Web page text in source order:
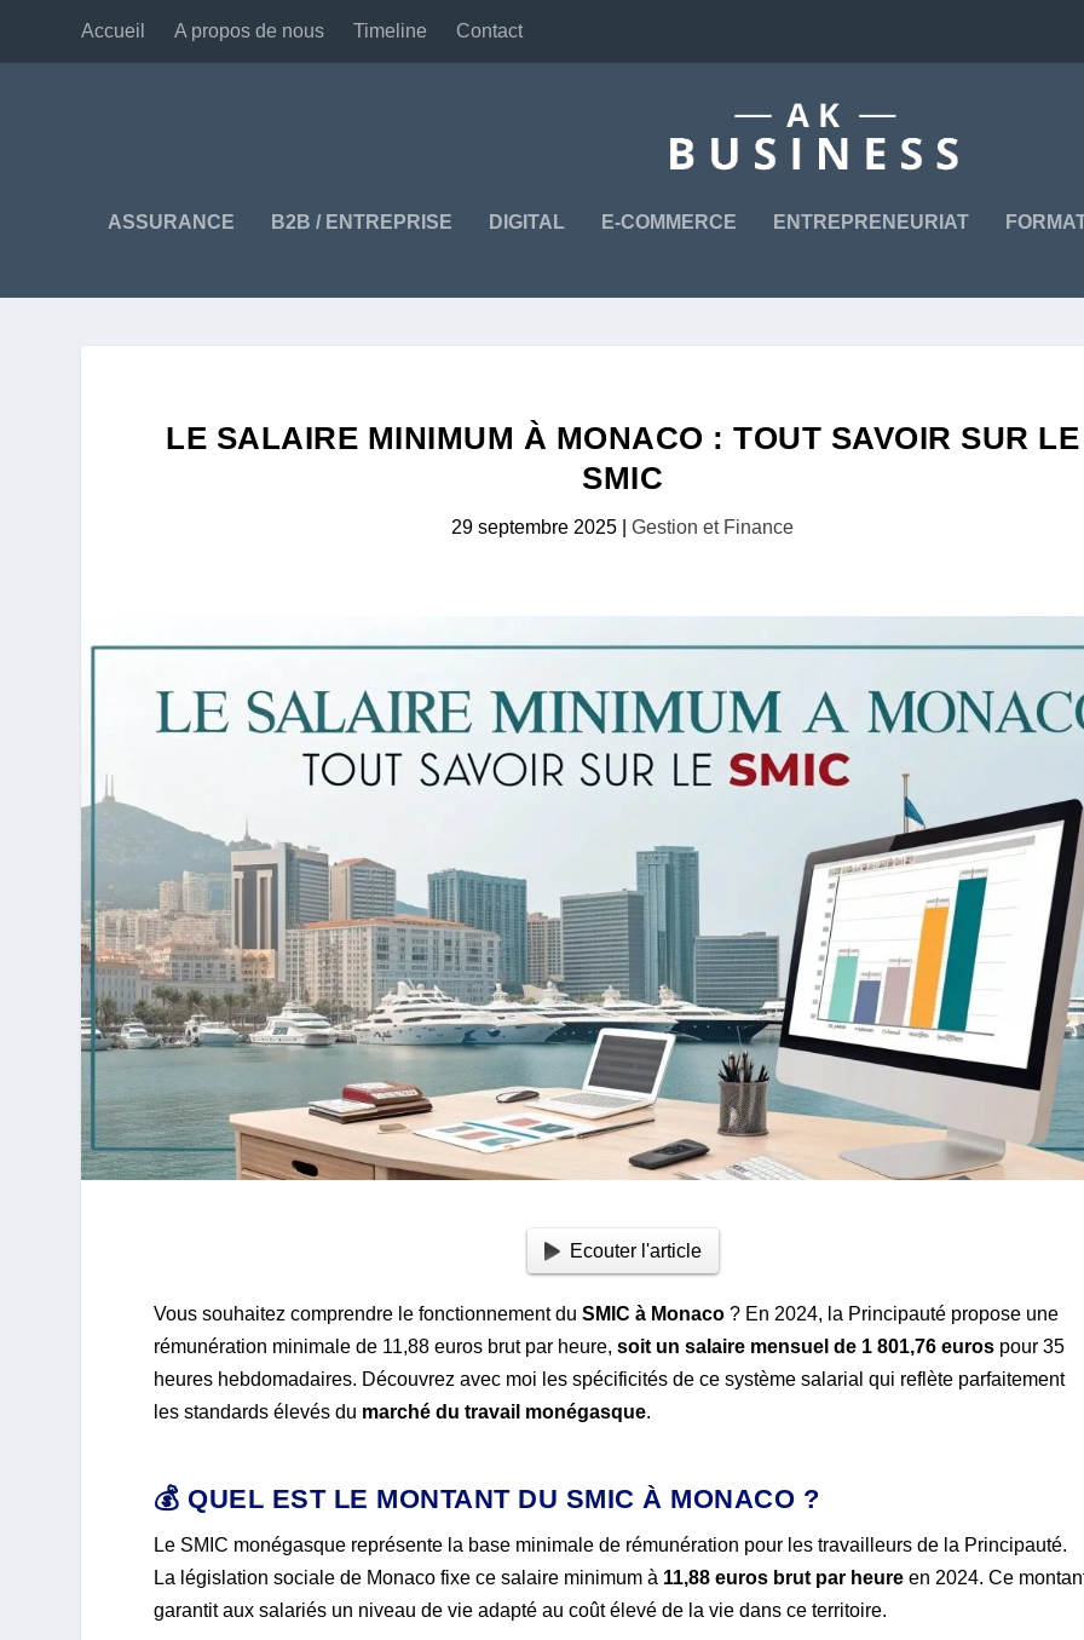
Accueil A propos de nous Timeline Contact
ASSURANCE B2B / ENTREPRISE DIGITAL E-COMMERCE ENTREPRENEURIAT
LE SALAIRE MINIMUM À MONACO : TOUT SAVOIR SUR LE
SMIC
29 septembre 2025 |Gestion et Finance
Ecouter l'article
Vous souhaitez comprendre le fonctionnement duSMIC à Monaco ? En 2024, la Principauté propose une
rémunération minimale de 11,88 euros brut par heure,soit un salaire mensuel de 1 801,76 euros pour 35
heures hebdomadaires. Découvrez avec moi les spécificités de ce système salarial qui reflète parfaitement
les standards élevés du marché du travail monégasque.
💰 QUEL EST LE MONTANT DU SMIC À MONACO ?
Le SMIC monégasque représente la base minimale de rémunération pour les travailleurs de la Principauté.
La législation sociale de Monaco fixe ce salaire minimum à 11,88 euros brut par heure en 2024. Ce
garantit aux salariés un niveau de vie adapté au coût élevé de la vie dans ce territoire.